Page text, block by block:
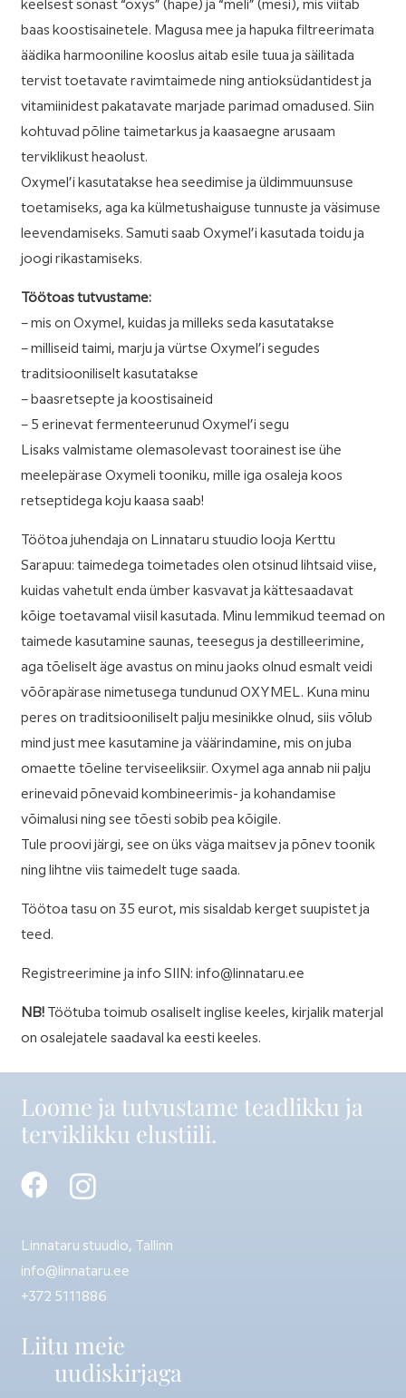
keelsest sõnast “oxys” (hape) ja “meli” (mesi), mis viitab
baas koostisainetele. Magusa mee ja hapuka filtreerimata
äädika harmooniline kooslus aitab esile tuua ja säilitada
tervist toetavate ravimtaimede ning antioksüdantidest ja
vitamiinidest pakatavate marjade parimad omadused. Siin
kohtuvad põline taimetarkus ja kaasaegne arusaam
terviklikust heaolust.
Oxymel’i kasutatakse hea seedimise ja üldimmuunsuse
toetamiseks, aga ka külmetushaiguse tunnuste ja väsimuse
leevendamiseks. Samuti saab Oxymel’i kasutada toidu ja
joogi rikastamiseks.
Töötoas tutvustame:
– mis on Oxymel, kuidas ja milleks seda kasutatakse
– milliseid taimi, marju ja vürtse Oxymel’i segudes
traditsiooniliselt kasutatakse
– baasretsepte ja koostisaineid
– 5 erinevat fermenteerunud Oxymel’i segu
Lisaks valmistame olemasolevast toorainest ise ühe
meelepärase Oxymeli tooniku, mille iga osaleja koos
retseptidega koju kaasa saab!
Töötoa juhendaja on Linnataru stuudio looja Kerttu
Sarapuu: taimedega toimetades olen otsinud lihtsaid viise,
kuidas vahetult enda ümber kasvavat ja kättesaadavat
kõige toetavamal viisil kasutada. Minu lemmikud teemad on
taimede kasutamine saunas, teesegus ja destilleerimine,
aga tõeliselt äge avastus on minu jaoks olnud esmalt veidi
võõrapärase nimetusega tundunud OXYMEL. Kuna minu
peres on traditsiooniliselt palju mesinikke olnud, siis võlub
mind just mee kasutamine ja väärindamine, mis on juba
omaette tõeline terviseeliksiir. Oxymel aga annab nii palju
erinevaid põnevaid kombineerimis- ja kohandamise
võimalusi ning see tõesti sobib pea kõigile.
Tule proovi järgi, see on üks väga maitsev ja põnev toonik
ning lihtne viis taimedelt tuge saada.
Töötoa tasu on 35 eurot, mis sisaldab kerget suupistet ja
teed.
Registreerimine ja info SIIN: info@linnataru.ee
NB!Töötuba toimub osaliselt inglise keeles, kirjalik materjal
on osalejatele saadaval ka eesti keeles.
Loome ja tutvustame teadlikku ja
terviklikku elustiili.
Linnataru stuudio, Tallinn
info@linnataru.ee
+372 5111886
Liitu meie
uudiskirjaga